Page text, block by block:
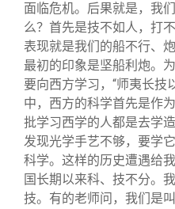
面临危机。后果就是，我
么？首先是技不如人，打
表现就是我们的船不行、
最初的印象是坚船利炮。
要向西方学习，“师夷长技
中，西方的科学首先是作
批学习西学的人都是去学
发现光学手艺不够，要学
科学。这样的历史遭遇给
国长期以来科、技不分。
技。有的老师问，我们是